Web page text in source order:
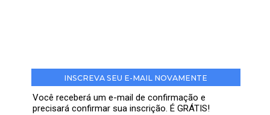
INSCREVA SEU E-MAIL NOVAMENTE
Você receberá um e-mail de confirmação e
precisará confirmar sua inscrição. É GRÁTIS!